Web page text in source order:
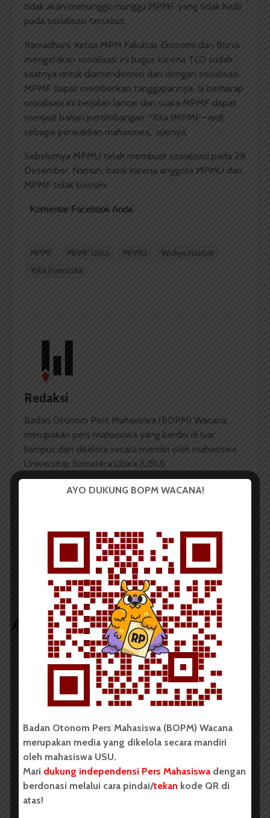
tidak akan menunggu-nunggu MPMF yang tidak hadir
pada sosialisasi tersebut.
Ramadhani, Ketua MPM Fakultas Ekonomi dan Bisnis
mengatakan sosialisasi ini bagus karena TLO sudah
saatnya untuk diamendemen dan dengan sosialisasi
MPMF dapat memberikan tanggapannya. Ia berharap
sosialisasi ini berjalan lancar dan suara MPMF dapat
menjadi bahan pertimbangan. “Kita (MPMF—red)
sebagai perwakilan mahasiswa,” ujarnya.
Sebelumya MPMU telah membuat sosialisasi pada 28
Desember. Namun, batal karena anggota MPMU dan
MPMF tidak kuorum.
Komentar Facebook Anda
MPMF MPMF USU MPMU
Widiya Hastuti
Yulia Pransiska
Redaksi
Badan Otonom Pers Mahasiswa (BOPM) Wacana
merupakan pers mahasiswa yang berdiri di luar
kampus dan dikelola secara mandiri oleh mahasiswa
Universitas Sumatera Utara (USU).
LIHAT SEMUA ARTIKEL
Tidak Kuorum, MPMU
Kembali Batalkan
Sosialisasi
Amendemen TLO
Perdana, 717
Mahasiswa Baru USU
Terima Dana Bidikmisi
Artikel terkait lain
BERITA KAMPUS
Tim Mahasiswa USU Raih Juara I
Vokal Grup Pada PEKSIMIDA 2026
Dark Mode | Moda Gelap
Oleh: Cyntia Lorena Br Tarigan USU, wacana.org –
Tim mahasiswa Universitas Sumatera Utara...
AYO DUKUNG BOPM WACANA!
Badan Otonom Pers Mahasiswa (BOPM) Wacana
merupakan media yang dikelola secara mandiri
oleh mahasiswa USU.
Mari dukung independensi Pers Mahasiswa dengan
berdonasi melalui cara pindai/tekan kode QR di
atas!